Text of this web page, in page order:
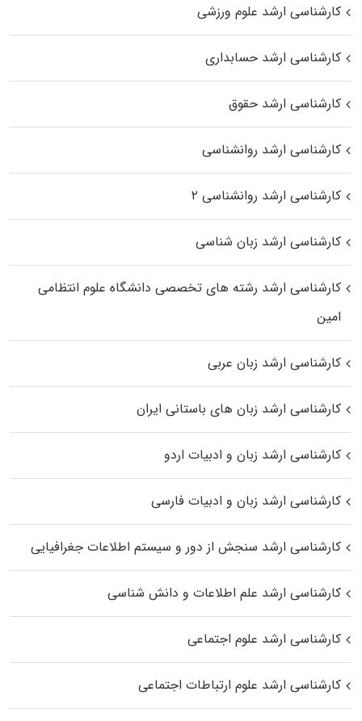
کارشناسی ارشد علوم ورزشی
کارشناسی ارشد حسابداری
کارشناسی ارشد حقوق
کارشناسی ارشد روانشناسی
کارشناسی ارشد روانشناسی ۲
کارشناسی ارشد زبان شناسی
کارشناسی ارشد رﺷﺘﻪ ﻫﺎی تخصصی داﻧﺸﮕﺎه ﻋﻠﻮم انتظامی
اﻣﻴﻦ
کارشناسی ارشد زبان عربی
کارشناسی ارشد زبان‌ های باستانی ایران
کارشناسی ارشد زبان و ادبیات اردو
کارشناسی ارشد زبان و ادبیات فارسی
کارشناسی ارشد سنجش از دور و سیستم اطلاعات جغرافیایی
کارشناسی ارشد علم اطلاعات و دانش شناسی
کارشناسی ارشد علوم اجتماعی
کارشناسی ارشد علوم ارتباطات اجتماعی